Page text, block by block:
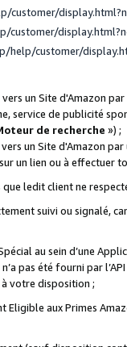
customer/
customer/
help/customer/
un Site d'Amazon
service de publicité
de recherche ») ;
un Site d'Amazon
un lien ou à
ledit client ne
suivi ou signalé,
au sein d’une
pas été fourni par
votre disposition ;
aux Primes